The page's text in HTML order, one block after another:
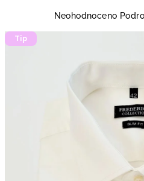
Průměrné
hvězdiček.
Neohodnoceno
Tip